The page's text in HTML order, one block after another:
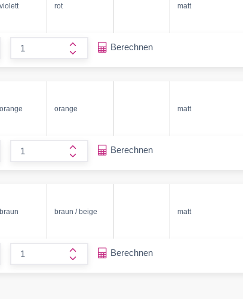
violett rot matt
form.increase-amount
Berechnen
orange orange matt
form.increase-amount
Berechnen
braun braun / beige matt
form.increase-amount
Berechnen